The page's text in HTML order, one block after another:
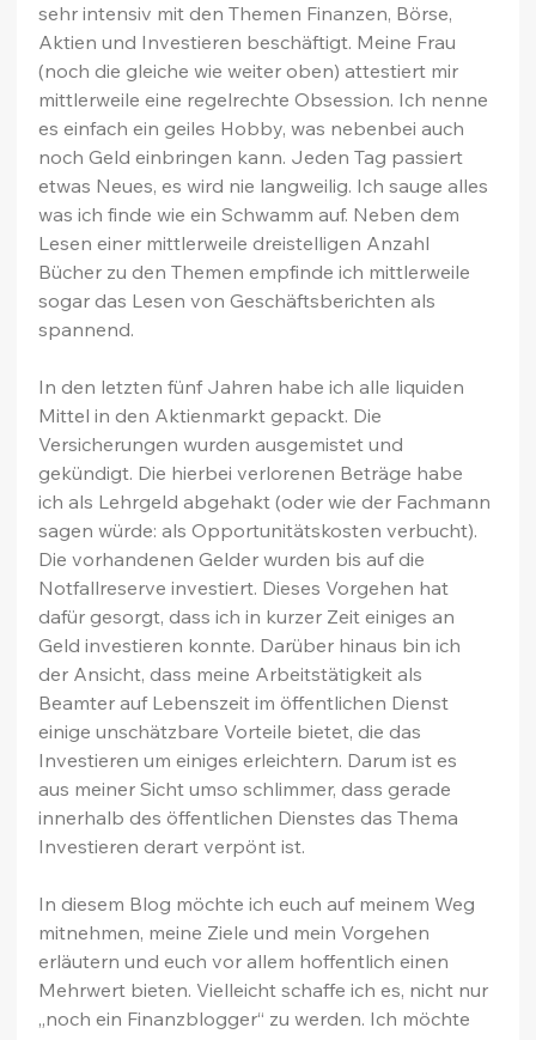
sehr intensiv mit den Themen Finanzen, Börse,
Aktien und Investieren beschäftigt. Meine Frau
(noch die gleiche wie weiter oben) attestiert mir
mittlerweile eine regelrechte Obsession. Ich nenne
es einfach ein geiles Hobby, was nebenbei auch
noch Geld einbringen kann. Jeden Tag passiert
etwas Neues, es wird nie langweilig. Ich sauge alles
was ich finde wie ein Schwamm auf. Neben dem
Lesen einer mittlerweile dreistelligen Anzahl
Bücher zu den Themen empfinde ich mittlerweile
sogar das Lesen von Geschäftsberichten als
spannend.
In den letzten fünf Jahren habe ich alle liquiden
Mittel in den Aktienmarkt gepackt. Die
Versicherungen wurden ausgemistet und
gekündigt. Die hierbei verlorenen Beträge habe
ich als Lehrgeld abgehakt (oder wie der Fachmann
sagen würde: als Opportunitätskosten verbucht).
Die vorhandenen Gelder wurden bis auf die
Notfallreserve investiert. Dieses Vorgehen hat
dafür gesorgt, dass ich in kurzer Zeit einiges an
Geld investieren konnte. Darüber hinaus bin ich
der Ansicht, dass meine Arbeitstätigkeit als
Beamter auf Lebenszeit im öffentlichen Dienst
einige unschätzbare Vorteile bietet, die das
Investieren um einiges erleichtern. Darum ist es
aus meiner Sicht umso schlimmer, dass gerade
innerhalb des öffentlichen Dienstes das Thema
Investieren derart verpönt ist.
In diesem Blog möchte ich euch auf meinem Weg
mitnehmen, meine Ziele und mein Vorgehen
erläutern und euch vor allem hoffentlich einen
Mehrwert bieten. Vielleicht schaffe ich es, nicht nur
„noch ein Finanzblogger“ zu werden. Ich möchte